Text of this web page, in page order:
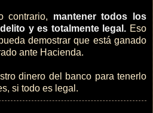
contrario, mantener todos los
y es totalmente legal. Eso
demostrar que está ganado
ante Hacienda.
dinero del banco para tenerlo
si todo es legal.